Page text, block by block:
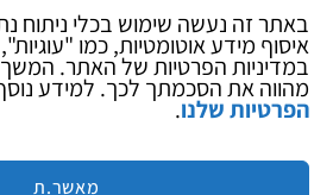
באתר זה נעשה שימוש בכלי ניתוח
איסוף מידע אוטומטיות, כמו
במדיניות הפרטיות של האתר.
מהווה את הסכמתך לכך. למידע נוסף
הפרטיות שלנו.
מאשר.ת
בלוג
ספקי
ציוד
מותגים